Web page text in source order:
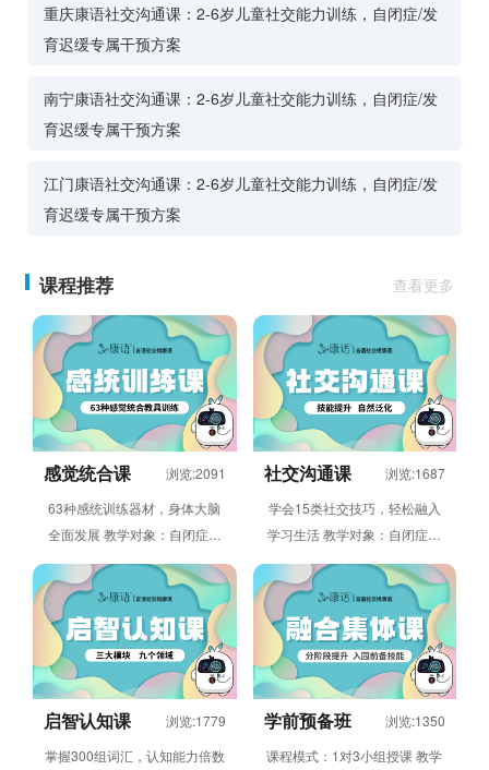
重庆康语社交沟通课：2-6岁儿童社交能力训练，自闭症/发
育迟缓专属干预方案
南宁康语社交沟通课：2-6岁儿童社交能力训练，自闭症/发
育迟缓专属干预方案
江门康语社交沟通课：2-6岁儿童社交能力训练，自闭症/发
育迟缓专属干预方案
课程推荐 查看更多
感觉统合课
浏览:2091
63种感统训练器材，身体大脑
全面发展 教学对象：自闭症谱
系、发育迟缓等存在感觉统合失
调障碍，大、小肌肉发展不足，
需要...
社交沟通课
浏览:1687
学会15类社交技巧，轻松融入
学习生活 教学对象：自闭症谱
系、发育迟缓等存在社交发展障
碍，需要进行干预训练的2-6周
岁...
启智认知课
浏览:1779
掌握300组词汇，认知能力倍数
学前预备班
浏览:1350
课程模式：1对3小组授课 教学